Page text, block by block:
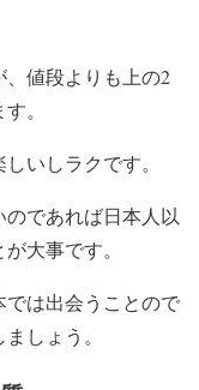
値段よりも上の2
。
いしラクです。
であれば日本人以
大事です。
は出会うことので
しょう。